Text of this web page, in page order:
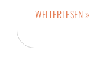
WEITERLESEN »